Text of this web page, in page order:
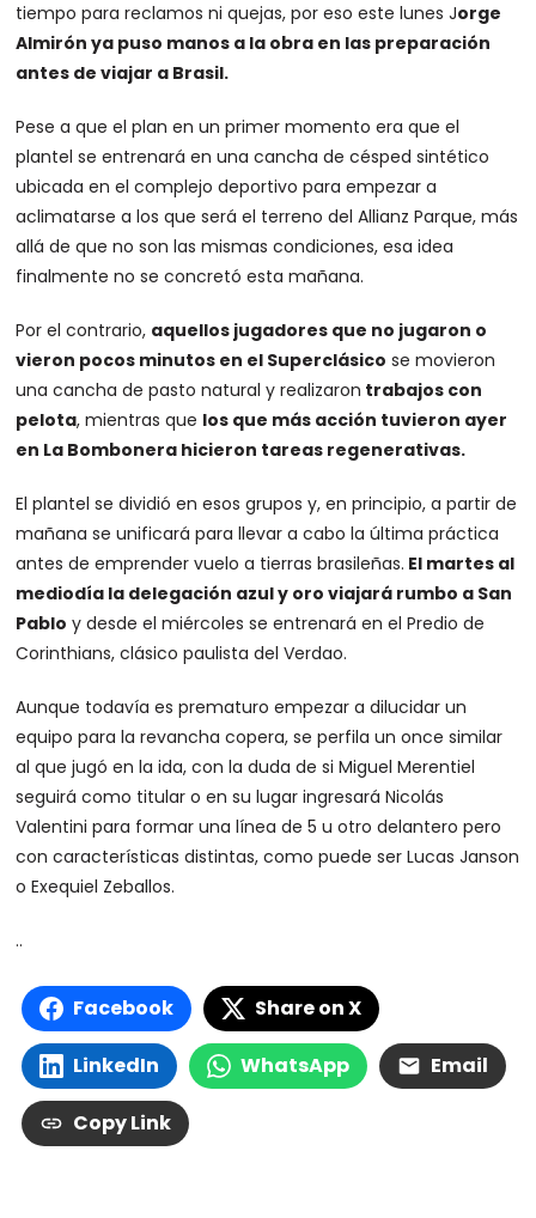
tiempo para reclamos ni quejas, por eso este lunes Jorge
Almirón ya puso manos a la obra en las preparación
antes de viajar a Brasil.
Pese a que el plan en un primer momento era que el
plantel se entrenará en una cancha de césped sintético
ubicada en el complejo deportivo para empezar a
aclimatarse a los que será el terreno del Allianz Parque, más
allá de que no son las mismas condiciones, esa idea
finalmente no se concretó esta mañana.
Por el contrario, aquellos jugadores que no jugaron o
vieron pocos minutos en el Superclásico se movieron
una cancha de pasto natural y realizaron trabajos con
pelota, mientras que los que más acción tuvieron ayer
en La Bombonera hicieron tareas regenerativas.
El plantel se dividió en esos grupos y, en principio, a partir de
mañana se unificará para llevar a cabo la última práctica
antes de emprender vuelo a tierras brasileñas. El martes al
mediodía la delegación azul y oro viajará rumbo a San
Pablo y desde el miércoles se entrenará en el Predio de
Corinthians, clásico paulista del Verdao.
Aunque todavía es prematuro empezar a dilucidar un
equipo para la revancha copera, se perfila un once similar
al que jugó en la ida, con la duda de si Miguel Merentiel
seguirá como titular o en su lugar ingresará Nicolás
Valentini para formar una línea de 5 u otro delantero pero
con características distintas, como puede ser Lucas Janson
o Exequiel Zeballos.
..
Facebook Share on X
LinkedIn WhatsApp Email
Copy Link